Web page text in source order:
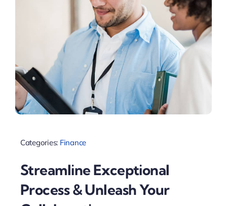
Categories: Finance
Streamline Exceptional
Process & Unleash Your